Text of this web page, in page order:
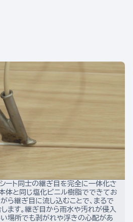
ート同士の継ぎ目を完全に一体化さ
体と同じ塩化ビニル樹脂でできてお
ら継ぎ目に流し込むことで、まるで
ます。継ぎ目から雨水や汚れが侵入
場所でも剥がれや浮きの心配があ